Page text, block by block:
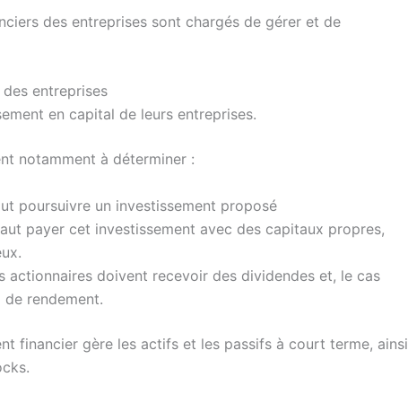
des entreprises sont chargés de gérer et de
entreprises
en capital de leurs entreprises.
notamment à déterminer :
poursuivre un investissement proposé
payer cet investissement avec des capitaux propres,
actionnaires doivent recevoir des dividendes et, le cas
rendement.
financier gère les actifs et les passifs à court terme, ainsi